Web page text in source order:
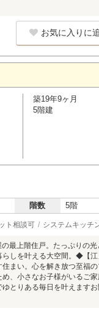
お気に入りに
築19年9ヶ月
5階建
階数 5階
ト相談可 システムキッチ
最上階住戸。たっぷりの
しを叶える大空間。◆【
まい。心を解き放つ至福
、小さなお子様がいるご家
とりある毎日を叶えます